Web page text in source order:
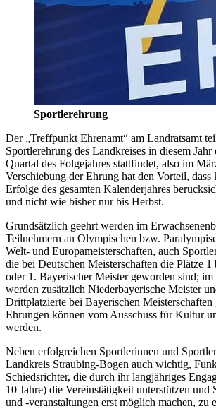
Sportlerehrung
Der „Treffpunkt Ehrenamt“ am Landratsamt
Sportlerehrung des Landkreises in diesem Jahr
Quartal des Folgejahres stattfindet, also im
Verschiebung der Ehrung hat den Vorteil,
Erfolge des gesamten Kalenderjahres
und nicht wie bisher nur bis Herbst.
Grundsätzlich geehrt werden im
Teilnehmern an Olympischen bzw.
Welt- und Europameisterschaften, auch
die bei Deutschen Meisterschaften die Plätze 1
oder 1. Bayerischer Meister geworden sind; im
werden zusätzlich Niederbayerische Meister
Drittplatzierte bei Bayerischen Meisterschaften
Ehrungen können vom Ausschuss für Kultur
werden.
Neben erfolgreichen Sportlerinnen und
Landkreis Straubing-Bogen auch wichtig,
Schiedsrichter, die durch ihr langjähriges
10 Jahre) die Vereinstätigkeit unterstützen und
und -veranstaltungen erst möglich machen, zu